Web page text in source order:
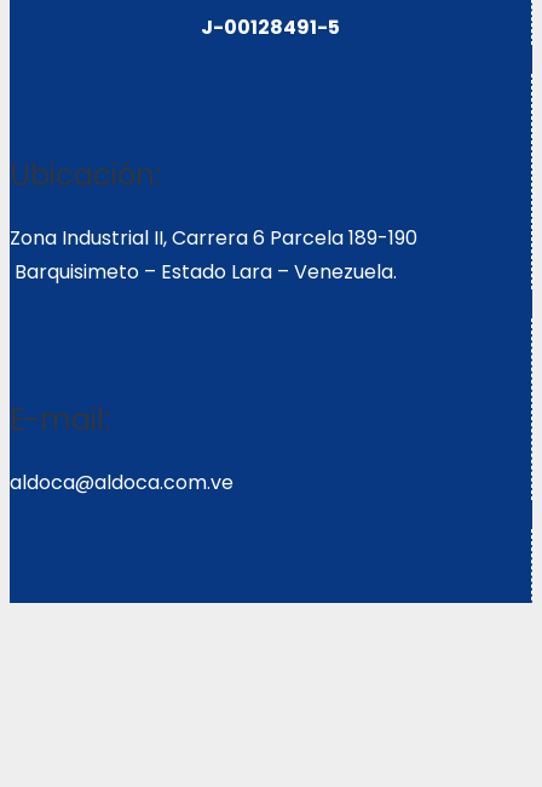
J-00128491-5
Ubicación:
Zona Industrial II, Carrera 6 Parcela 189-190
Barquisimeto – Estado Lara – Venezuela.
E-mail:
aldoca@aldoca.com.ve